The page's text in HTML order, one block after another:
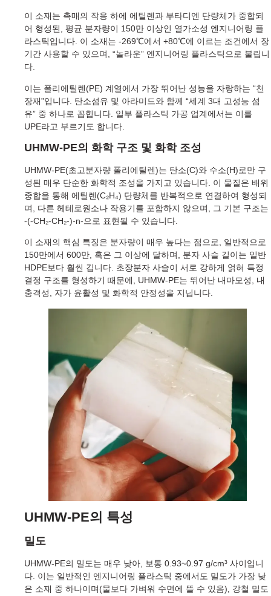
이 소재는 촉매의 작용 하에 에틸렌과 부타디엔 단량체가 중합되
어 형성된, 평균 분자량이 150만 이상인 열가소성 엔지니어링 플
라스틱입니다. 이 소재는 -269℃에서 +80℃에 이르는 조건에서 장
기간 사용할 수 있으며, “놀라운” 엔지니어링 플라스틱으로 불립니
다.
이는 폴리에틸렌(PE) 계열에서 가장 뛰어난 성능을 자랑하는 “천
장재”입니다. 탄소섬유 및 아라미드와 함께 “세계 3대 고성능 섬
유” 중 하나로 꼽힙니다. 일부 플라스틱 가공 업계에서는 이를
UPE라고 부르기도 합니다.
UHMW-PE의 화학 구조 및 화학 조성
UHMW-PE(초고분자량 폴리에틸렌)는 탄소(C)와 수소(H)로만 구
성된 매우 단순한 화학적 조성을 가지고 있습니다. 이 물질은 배위
중합을 통해 에틸렌(C₂H₄) 단량체를 반복적으로 연결하여 형성되
며, 다른 헤테로원소나 작용기를 포함하지 않으며, 그 기본 구조는
-(-CH₂-CH₂-)-n-으로 표현될 수 있습니다.
이 소재의 핵심 특징은 분자량이 매우 높다는 점으로, 일반적으로
150만에서 600만, 혹은 그 이상에 달하며, 분자 사슬 길이는 일반
HDPE보다 훨씬 깁니다. 초장분자 사슬이 서로 강하게 얽혀 특정
결정 구조를 형성하기 때문에, UHMW-PE는 뛰어난 내마모성, 내
충격성, 자가 윤활성 및 화학적 안정성을 지닙니다.
UHMW-PE의 특성
밀도
UHMW-PE의 밀도는 매우 낮아, 보통 0.93~0.97 g/cm³ 사이입니
다. 이는 일반적인 엔지니어링 플라스틱 중에서도 밀도가 가장 낮
은 소재 중 하나이며(물보다 가벼워 수면에 뜰 수 있음), 강철 밀도